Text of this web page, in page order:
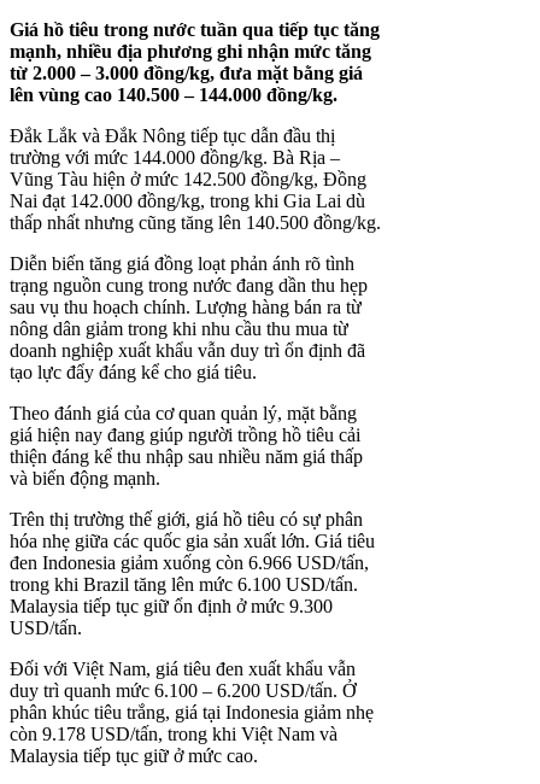
Giá hồ tiêu trong nước tuần qua tiếp tục tăng
mạnh, nhiều địa phương ghi nhận mức tăng
từ 2.000 – 3.000 đồng/kg, đưa mặt bằng giá
lên vùng cao 140.500 – 144.000 đồng/kg.
Đắk Lắk và Đắk Nông tiếp tục dẫn đầu thị
trường với mức 144.000 đồng/kg. Bà Rịa –
Vũng Tàu hiện ở mức 142.500 đồng/kg, Đồng
Nai đạt 142.000 đồng/kg, trong khi Gia Lai dù
thấp nhất nhưng cũng tăng lên 140.500 đồng/kg.
Diễn biến tăng giá đồng loạt phản ánh rõ tình
trạng nguồn cung trong nước đang dần thu hẹp
sau vụ thu hoạch chính. Lượng hàng bán ra từ
nông dân giảm trong khi nhu cầu thu mua từ
doanh nghiệp xuất khẩu vẫn duy trì ổn định đã
tạo lực đẩy đáng kể cho giá tiêu.
Theo đánh giá của cơ quan quản lý, mặt bằng
giá hiện nay đang giúp người trồng hồ tiêu cải
thiện đáng kể thu nhập sau nhiều năm giá thấp
và biến động mạnh.
Trên thị trường thế giới, giá hồ tiêu có sự phân
hóa nhẹ giữa các quốc gia sản xuất lớn. Giá tiêu
đen Indonesia giảm xuống còn 6.966 USD/tấn,
trong khi Brazil tăng lên mức 6.100 USD/tấn.
Malaysia tiếp tục giữ ổn định ở mức 9.300
USD/tấn.
Đối với Việt Nam, giá tiêu đen xuất khẩu vẫn
duy trì quanh mức 6.100 – 6.200 USD/tấn. Ở
phân khúc tiêu trắng, giá tại Indonesia giảm nhẹ
còn 9.178 USD/tấn, trong khi Việt Nam và
Malaysia tiếp tục giữ ở mức cao.